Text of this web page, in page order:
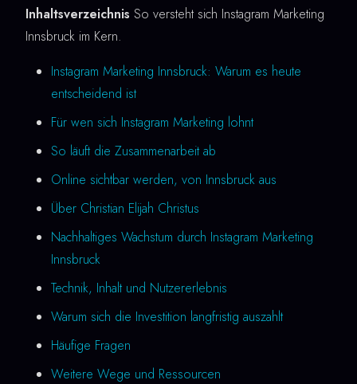
Inhaltsverzeichnis So versteht sich Instagram Marketing
Innsbruck im Kern.
Instagram Marketing Innsbruck: Warum es heute
entscheidend ist
Für wen sich Instagram Marketing lohnt
So läuft die Zusammenarbeit ab
Online sichtbar werden, von Innsbruck aus
Über Christian Elijah Christus
Nachhaltiges Wachstum durch Instagram Marketing
Innsbruck
Technik, Inhalt und Nutzererlebnis
Warum sich die Investition langfristig auszahlt
Häufige Fragen
Weitere Wege und Ressourcen